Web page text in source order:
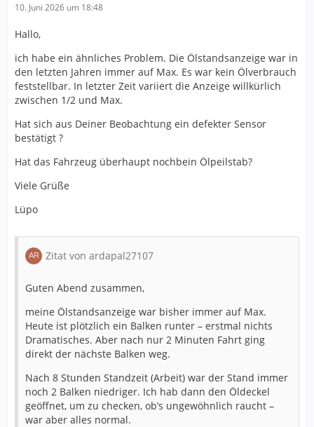
10. Juni 2026 um 18:48
Hallo,
ich habe ein ähnliches Problem. Die Ölstandsanzeige war in
den letzten Jahren immer auf Max. Es war kein Ölverbrauch
feststellbar. In letzter Zeit variiert die Anzeige willkürlich
zwischen 1/2 und Max.
Hat sich aus Deiner Beobachtung ein defekter Sensor
bestätigt ?
Hat das Fahrzeug überhaupt nochbein Ölpeilstab?
Viele Grüße
Lüpo
Zitat von ardapal27107
Guten Abend zusammen,
meine Ölstandsanzeige war bisher immer auf Max.
Heute ist plötzlich ein Balken runter – erstmal nichts
Dramatisches. Aber nach nur 2 Minuten Fahrt ging
direkt der nächste Balken weg.
Nach 8 Stunden Standzeit (Arbeit) war der Stand immer
noch 2 Balken niedriger. Ich hab dann den Öldeckel
geöffnet, um zu checken, ob’s ungewöhnlich raucht –
war aber alles normal.